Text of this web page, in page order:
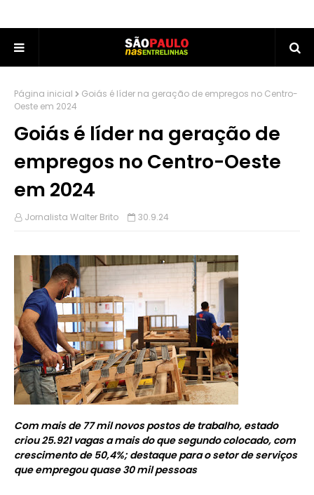
Página inicial
Goiás é líder na geração de empregos no Centro-
Oeste em 2024
Goiás é líder na geração de
empregos no Centro-Oeste
em 2024
Jornalista Walter Brito 30.9.24
Com mais de 77 mil novos postos de trabalho, estado
criou 25.921 vagas a mais do que segundo colocado, com
crescimento de 50,4%; destaque para o setor de serviços
que empregou quase 30 mil pessoas